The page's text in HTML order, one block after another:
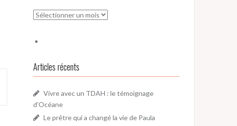
Archives
Articles récents
Vivre avec un TDAH : le témoignage
d’Océane
Le prêtre qui a changé la vie de Paula